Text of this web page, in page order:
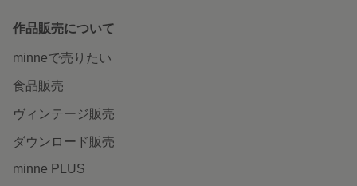
作品販売について
minneで売りたい
食品販売
ヴィンテージ販売
ダウンロード販売
minne PLUS